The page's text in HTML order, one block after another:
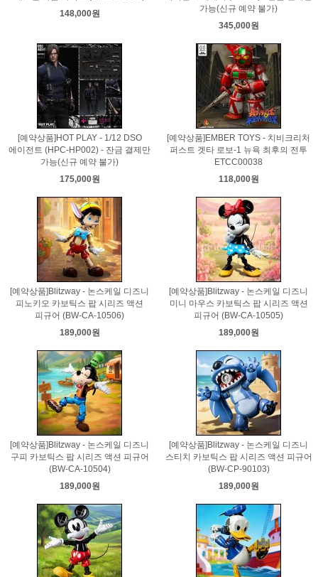
148,000원
가능(신규 예약 불가)
345,000원
[예약상품]HOT PLAY - 1/12 DSO
에이전트 (HPC-HP002) - 잔금 결제만
가능(신규 예약 불가)
175,000원
[예약상품]EMBER TOYS - 치비크리처
퍼스트 겟타 로보-1 뉴욕 최후의 전투
ETCC00038
118,000원
[예약상품]Blitzway - 논스케일 디즈니
피노키오 카보틱스 팝 시리즈 액션
피규어 (BW-CA-10506)
189,000원
[예약상품]Blitzway - 논스케일 디즈니
미니 마우스 카보틱스 팝 시리즈 액션
피규어 (BW-CA-10505)
189,000원
[예약상품]Blitzway - 논스케일 디즈니
구피 카보틱스 팝 시리즈 액션 피규어
(BW-CA-10504)
189,000원
[예약상품]Blitzway - 논스케일 디즈니
스티치 카보틱스 팝 시리즈 액션 피규어
(BW-CP-90103)
189,000원